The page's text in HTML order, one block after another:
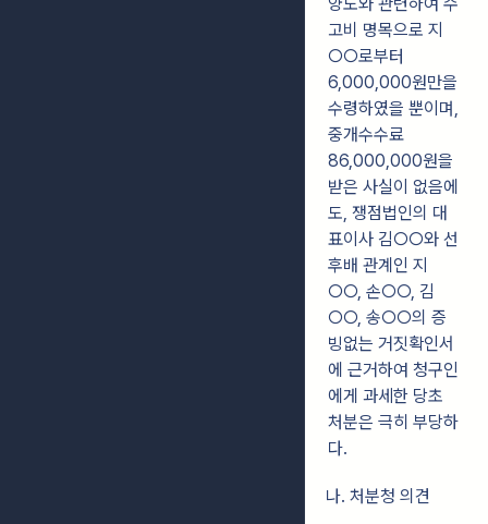
고비 명목으로 지
○○로부터
6,000,000원만을
수령하였을 뿐이며,
중개수수료
86,000,000원을
받은 사실이 없음에
도, 쟁점법인의 대
표이사 김○○와 선
후배 관계인 지
○○, 손○○, 김
○○, 송○○의 증
빙없는 거짓확인서
에 근거하여 청구인
에게 과세한 당초
처분은 극히 부당하
다.
나. 처분청 의견